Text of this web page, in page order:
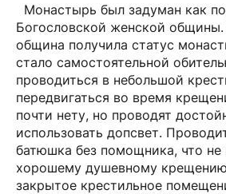
Монастырь был задуман как
Богословской женской общины.
община получила статус
стало самостоятельной
проводиться в небольшой
передвигаться во время
почти нету, но проводят
использовать допсвет.
батюшка без помощника, что
хорошему душевному
закрытое крестильное